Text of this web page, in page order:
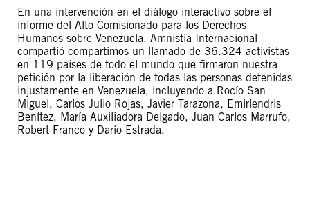
En una intervención en el diálogo interactivo sobre el
informe del Alto Comisionado para los Derechos
Humanos sobre Venezuela, Amnistía Internacional
compartió compartimos un llamado de 36.324 activistas
en 119 países de todo el mundo que firmaron nuestra
petición por la liberación de todas las personas detenidas
injustamente en Venezuela, incluyendo a Rocío San
Miguel, Carlos Julio Rojas, Javier Tarazona, Emirlendris
Benítez, María Auxiliadora Delgado, Juan Carlos Marrufo,
Robert Franco y Darío Estrada.